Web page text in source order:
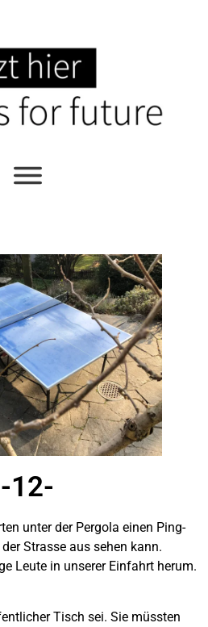
-12-
unter der Pergola einen Ping-
Strasse aus sehen kann.
Leute in unserer Einfahrt herum.
Tisch sei. Sie müssten